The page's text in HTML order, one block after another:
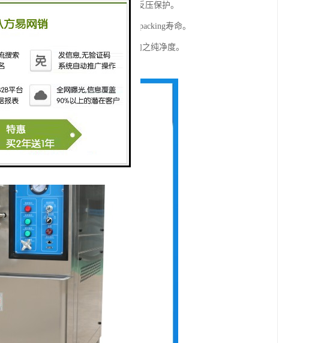
计，箱内有大于常压时测试们会被反压保护。
，与传统挤压式完全不同，可延长packing寿命。
空气(partical<1micorn)。以确保箱内之纯净度。